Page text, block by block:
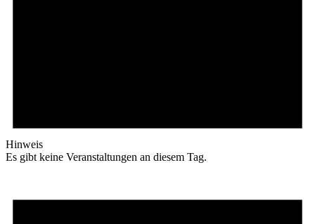
Hinweis
Es gibt keine Veranstaltungen an diesem Tag.